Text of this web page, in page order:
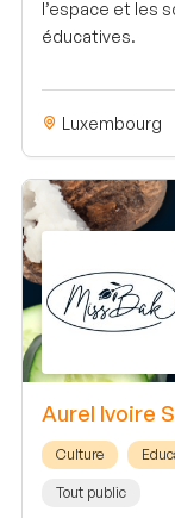
l’espace et les
éducatives.
Luxembourg
Aurel Ivoire
Culture
Tout public